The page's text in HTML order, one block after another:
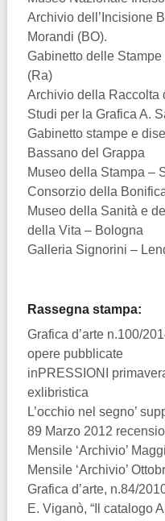
Archivio dell’Incisione
Morandi (BO).
Gabinetto delle
(Ra)
Archivio della Raccolta
Studi per la Grafica A.
Gabinetto stampe e
Bassano del Grappa
Museo della Stampa –
Consorzio della
Museo della Sanità e
della Vita – Bologna
Galleria Signorini –
Rassegna stampa:
Grafica d’arte n.100/
opere pubblicate
inPRESSIONI
exlibristica
L’occhio nel segno’
89 Marzo 2012
Mensile ‘Archivio’
Mensile ‘Archivio’
Grafica d’arte, n.84/
E. Viganò, “Il catalogo